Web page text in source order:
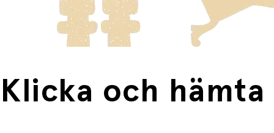
Fri frakt när du handlar för mer än 1500:-
Klicka och hämta